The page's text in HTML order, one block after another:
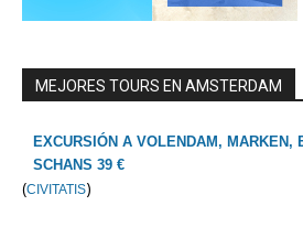
MEJORES TOURS EN AMSTERDAM
EXCURSIÓN A VOLENDAM, MARKEN,
SCHANS 39 €
(CIVITATIS)